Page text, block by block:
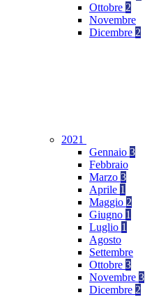
Ottobre 2
Novembre
Dicembre 2
2021
Gennaio 3
Febbraio
Marzo 3
Aprile 1
Maggio 2
Giugno 1
Luglio 1
Agosto
Settembre
Ottobre 3
Novembre 3
Dicembre 2